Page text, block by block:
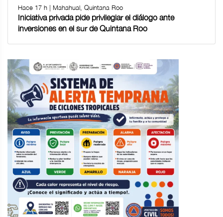
Hace 17 h | Mahahual, Quintana Roo
Iniciativa privada pide privilegiar el diálogo ante
inversiones en el sur de Quintana Roo